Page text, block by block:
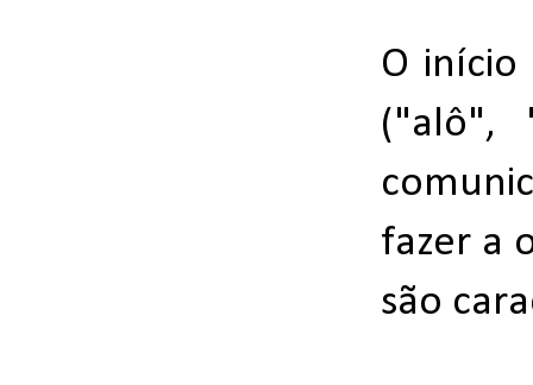
O início
("alô",
fazer a
são